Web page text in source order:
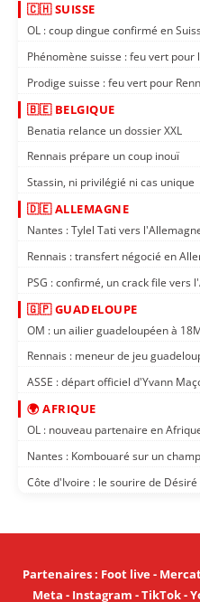
🇨🇭 SUISSE
OL : coup dingue confirmé en
Phénomène suisse : feu vert pour
Prodige suisse : feu vert pour
🇧🇪 BELGIQUE
Benatia relance un dossier XXL
Rennais prépare un coup inouï
Stassin, ni privilégié ni cas unique
🇩🇪 ALLEMAGNE
Nantes : Tylel Tati vers
Rennais : transfert négocié en
PSG : confirmé, un crack file vers
🇬🇵 GUADELOUPE
OM : un ailier guadeloupéen à
Rennais : meneur de jeu
ASSE : départ officiel d'Yvann
🌍 AFRIQUE
OL : nouveau partenaire en
Nantes : Kombouaré sur un
Côte d'Ivoire : le sourire de Désiré
Partenaires: Foot live-
Meta - Instagram -TikTok-